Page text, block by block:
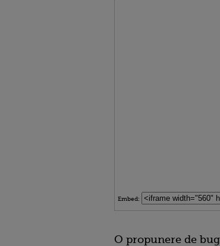
Embed:
O propunere de